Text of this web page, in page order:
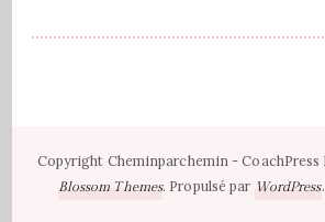
Copyright Cheminparchemin -
Blossom Themes. Propulsé par WordPress.